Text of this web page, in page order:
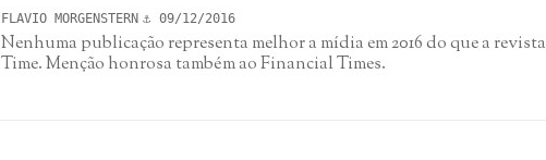
FLAVIO MORGENSTERN 09/12/2016
Nenhuma publicação representa melhor a mídia em 2016 do que a revista
Time. Menção honrosa também ao Financial Times.